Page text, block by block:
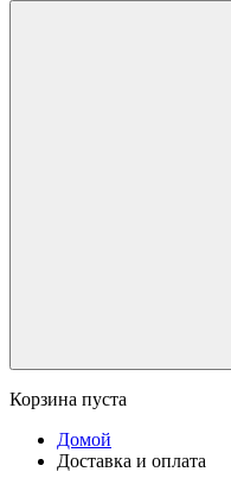
Корзина пуста
Домой
Доставка и оплата